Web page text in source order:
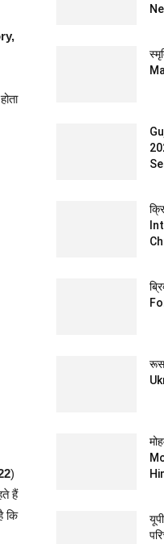
)
हैं
कि
रूस